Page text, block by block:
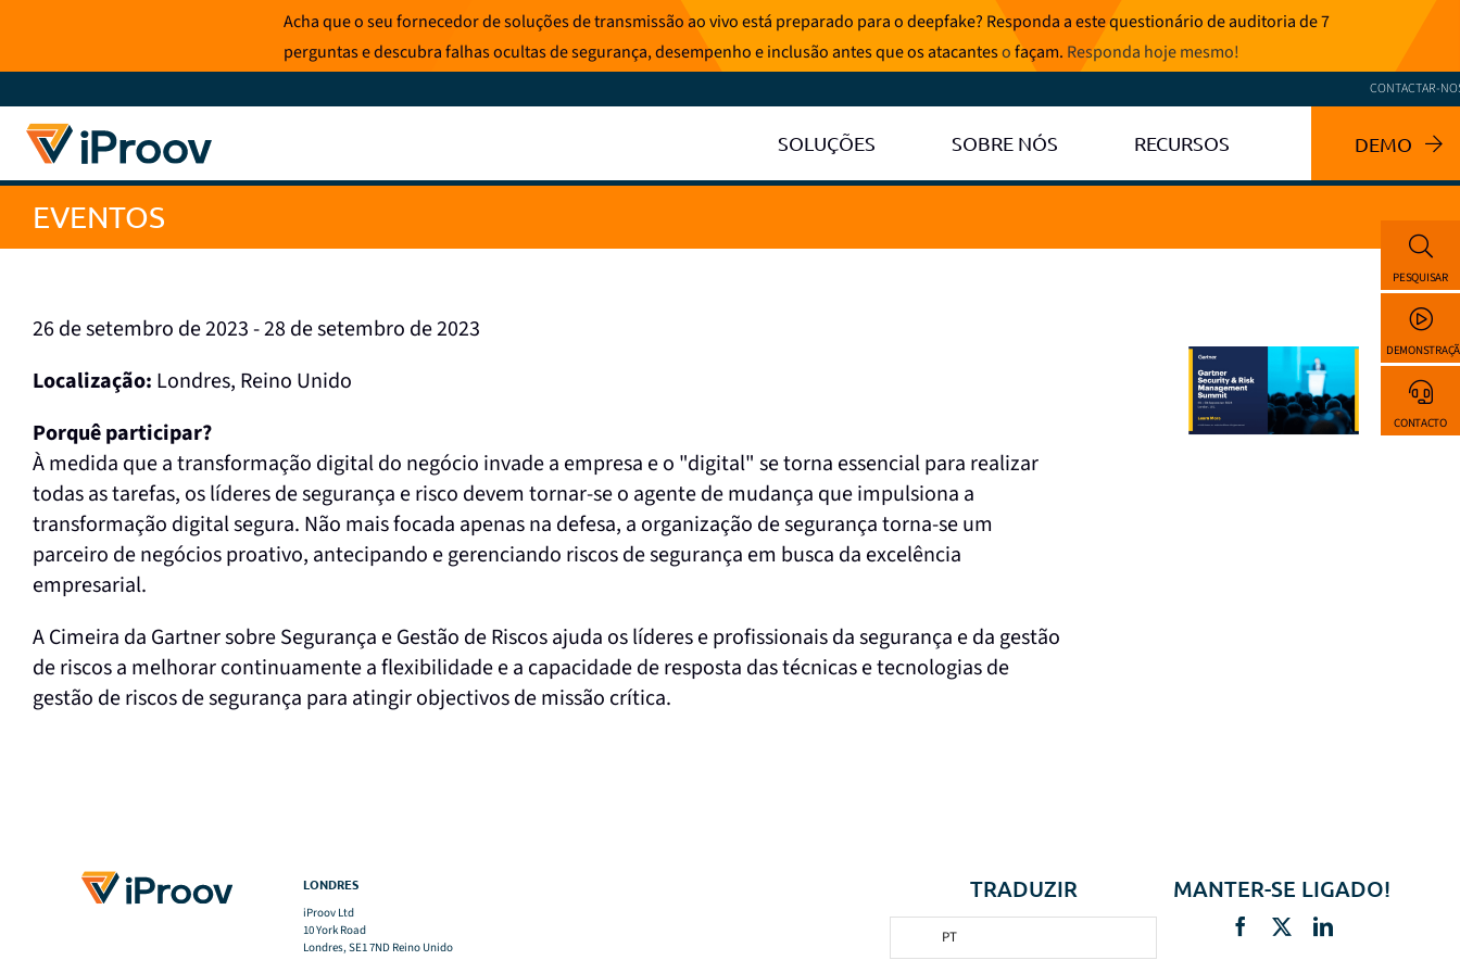
o
conteúdo
Acha que o seu fornecedor de soluções de transmissão ao vivo está preparado para o deepfake? Responda a este questionário de auditoria de 7
perguntas e descubra falhas ocultas de segurança, desempenho e inclusão antes que os atacantesofaçam. Responda hoje mesmo!
CONTACTAR-
SOLUÇÕES SOBRE NÓS RECURSOS DEMO
EVENTOS
26 de setembro de 2023 - 28 de setembro de 2023
Localização: Londres, Reino Unido
Porquê participar?
À medida que a transformação digital do negócio invade a empresa e o "digital" se torna essencial para realizar
todas as tarefas, os líderes de segurança e risco devem tornar-se o agente de mudança que impulsiona a
transformação digital segura. Não mais focada apenas na defesa, a organização de segurança torna-se um
parceiro de negócios proativo, antecipando e gerenciando riscos de segurança em busca da excelência
empresarial.
A Cimeira da Gartner sobre Segurança e Gestão de Riscos ajuda os líderes e profissionais da segurança e da gestão
de riscos a melhorar continuamente a flexibilidade e a capacidade de resposta das técnicas e tecnologias de
gestão de riscos de segurança para atingir objectivos de missão crítica.
LONDRES
iProov Ltd
10 York Road
Londres, SE1 7ND Reino Unido
TRADUZIR
PT
MANTER-SE LIGADO!
PESQUISAR
CONTACTO